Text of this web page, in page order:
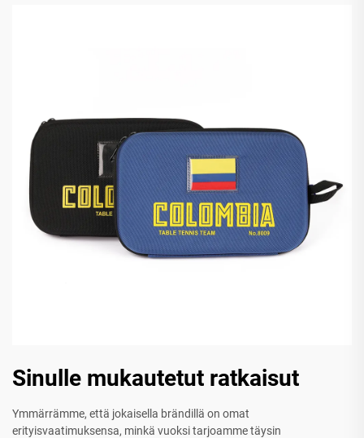
Sinulle mukautetut ratkaisut
Ymmärrämme, että jokaisella brändillä on omat
erityisvaatimuksensa, minkä vuoksi tarjoamme täysin